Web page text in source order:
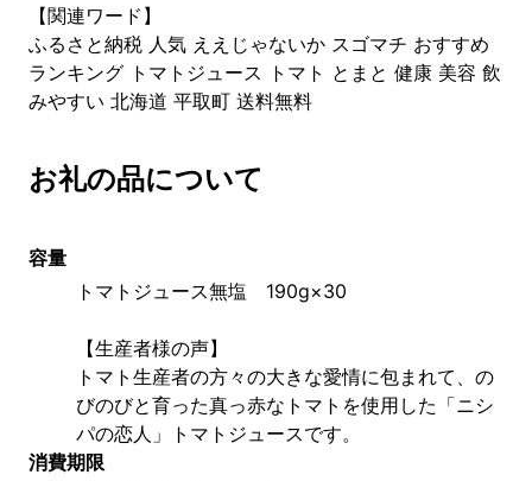
【関連ワード】
ふるさと納税 人気 ええじゃないか スゴマチ おすすめ
ランキング トマトジュース トマト とまと 健康 美容 飲
みやすい 北海道 平取町 送料無料
お礼の品について
容量
トマトジュース無塩　190g×30
【生産者様の声】
トマト生産者の方々の大きな愛情に包まれて、の
びのびと育った真っ赤なトマトを使用した「ニシ
パの恋人」トマトジュースです。
消費期限